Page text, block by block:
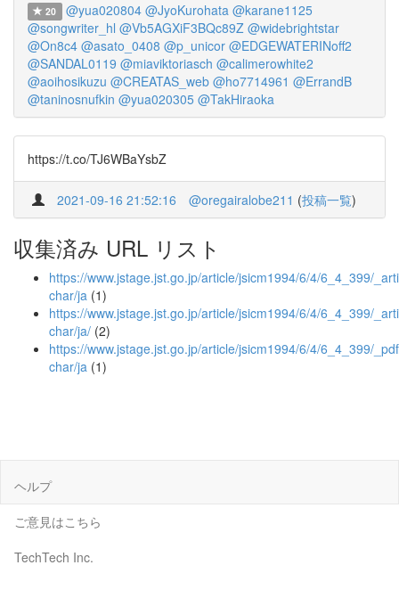
20 @yua020804 @JyoKurohata @karane1125
@songwriter_hl @Vb5AGXiF3BQc89Z @widebrightstar
@On8c4 @asato_0408 @p_unicor @EDGEWATERINoff2
@SANDAL0119 @miaviktoriasch @calimerowhite2
@aoihosikuzu @CREATAS_web @ho7714961 @ErrandB
@taninosnufkin @yua020305 @TakHiraoka
https://t.co/TJ6WBaYsbZ
2021-09-16 21:52:16 @oregairalobe211 (投稿一覧)
収集済み URL リスト
https://www.jstage.jst.go.jp/article/jsicm1994/6/4/6_4_399/
char/ja (1)
https://www.jstage.jst.go.jp/article/jsicm1994/6/4/6_4_399/
char/ja/ (2)
https://www.jstage.jst.go.jp/article/jsicm1994/6/4/6_4_399/
char/ja (1)
ヘルプ
ご意見はこちら
TechTech Inc.